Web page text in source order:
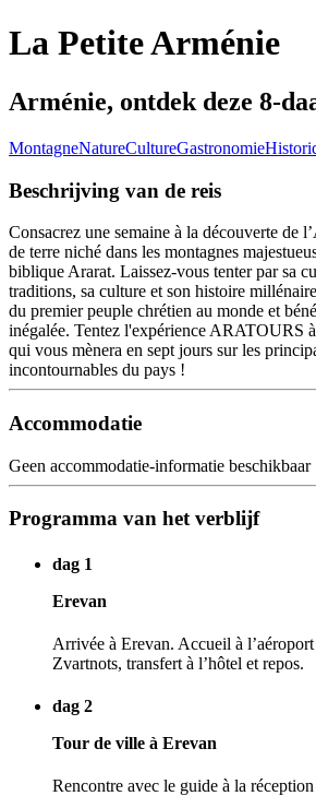
La Petite Arménie
Arménie, ontdek deze 8-
MontagneNatureCultureGastronomie
Beschrijving van de reis
Consacrez une semaine à la découverte de
de terre niché dans les montagnes
biblique Ararat. Laissez-vous tenter par sa
traditions, sa culture et son histoire
du premier peuple chrétien au monde et
inégalée. Tentez l'expérience ARATOURS
qui vous mènera en sept jours sur les
incontournables du pays !
Accommodatie
Geen accommodatie-informatie beschikbaar
Programma van het verblijf
dag 1
Erevan
Arrivée à Erevan. Accueil à
Zvartnots, transfert à l’hôtel et repos.
dag 2
Tour de ville à Erevan
Rencontre avec le guide à la